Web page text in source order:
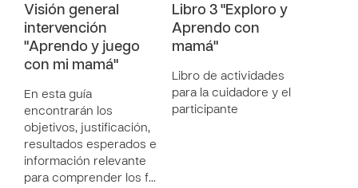
Visión general
intervención
"Aprendo y juego
con mi mamá"
En esta guía
encontrarán los
objetivos, justificación,
resultados esperados e
información relevante
para comprender los f…
Libro 3 "Exploro y
Aprendo con
mamá"
Libro de actividades
para la cuidadore y el
participante